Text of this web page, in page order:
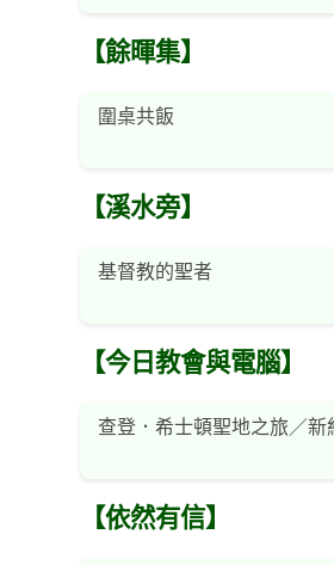
【餘暉集】
圍桌共飯
【溪水旁】
基督教的聖者
【今日教會與電腦】
查登．希士頓聖地之旅／
【依然有信】